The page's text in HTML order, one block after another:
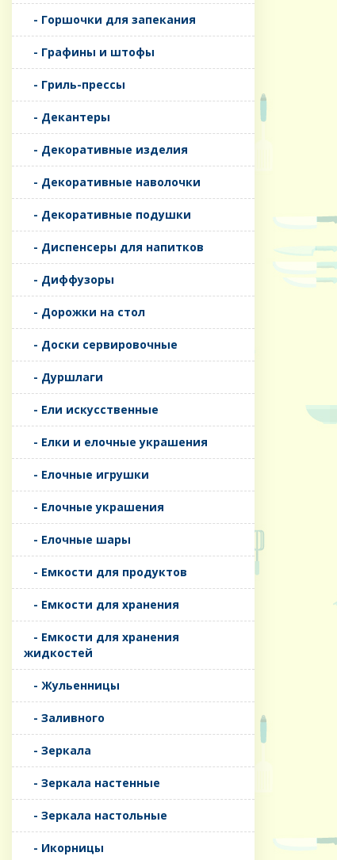
- Горшочки для запекания
- Графины и штофы
- Гриль-прессы
- Декантеры
- Декоративные изделия
- Декоративные наволочки
- Декоративные подушки
- Диспенсеры для напитков
- Диффузоры
- Дорожки на стол
- Доски сервировочные
- Дуршлаги
- Ели искусственные
- Елки и елочные украшения
- Елочные игрушки
- Елочные украшения
- Елочные шары
- Емкости для продуктов
- Емкости для хранения
- Емкости для хранения
жидкостей
- Жульенницы
- Заливного
- Зеркала
- Зеркала настенные
- Зеркала настольные
- Икорницы